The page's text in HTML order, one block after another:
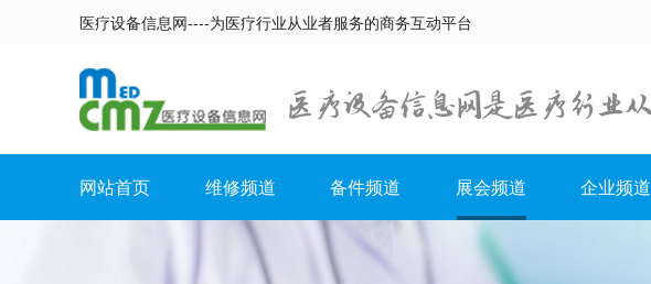
医疗设备信息网----为医疗行业从业者服务的商务互动平台
网站首页 维修频道 备件频道 展会频道 企业频道